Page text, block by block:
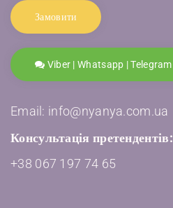
Замовити
Viber | Whatsapp | Telegram
Email: info@nyanya.com.ua
Консультація претендентів:
+38 067 197 74 65